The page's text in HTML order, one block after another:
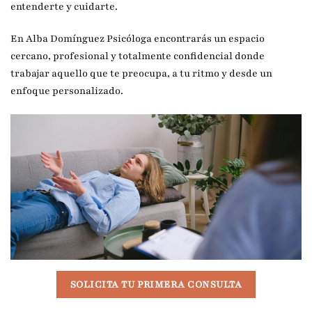
entenderte y cuidarte.
En Alba Domínguez Psicóloga encontrarás un espacio
cercano, profesional y totalmente confidencial donde
trabajar aquello que te preocupa, a tu ritmo y desde un
enfoque personalizado.
SOLICITA TU PRIMERA CONSULTA